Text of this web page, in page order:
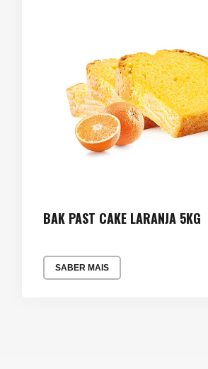
BAK PAST CAKE LARANJA 5KG
SABER MAIS